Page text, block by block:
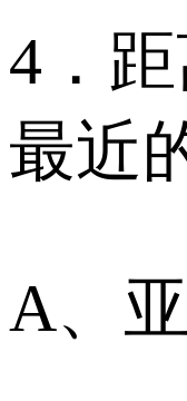
4．
最近
A、